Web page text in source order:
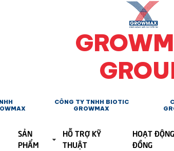
CÔNG TY TNHH BIOTIC
GROWMAX
SẢN
PHẨM
HỖ TRỢ KỸ
THUẬT
HOẠT
ĐỒNG